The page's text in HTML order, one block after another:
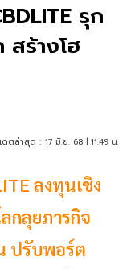
รุก
สร้างโฮ
ดตล่าสุด : 17 มิ.ย. 68 | 11:49 น.
ลงทุนเชิง
กลุยภารกิจ
ปรับพอร์ต